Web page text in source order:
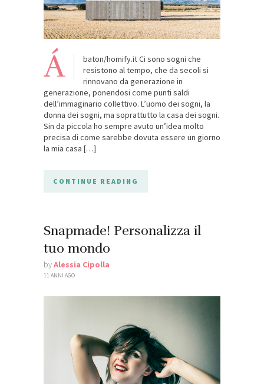
Á
baton/homify.it Ci sono sogni che
resistono al tempo, che da secoli si
rinnovano da generazione in
generazione, ponendosi come punti saldi
dell’immaginario collettivo. L’uomo dei sogni, la
donna dei sogni, ma soprattutto la casa dei sogni.
Sin da piccola ho sempre avuto un’idea molto
precisa di come sarebbe dovuta essere un giorno
la mia casa […]
CONTINUE READING
Snapmade! Personalizza il
tuo mondo
byAlessia Cipolla
11 ANNI AGO